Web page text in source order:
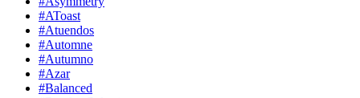
#AToast
#Atuendos
#Automne
#Autumno
#Azar
#Balanced